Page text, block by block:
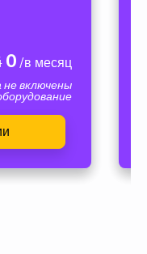
0 /в месяц
включены